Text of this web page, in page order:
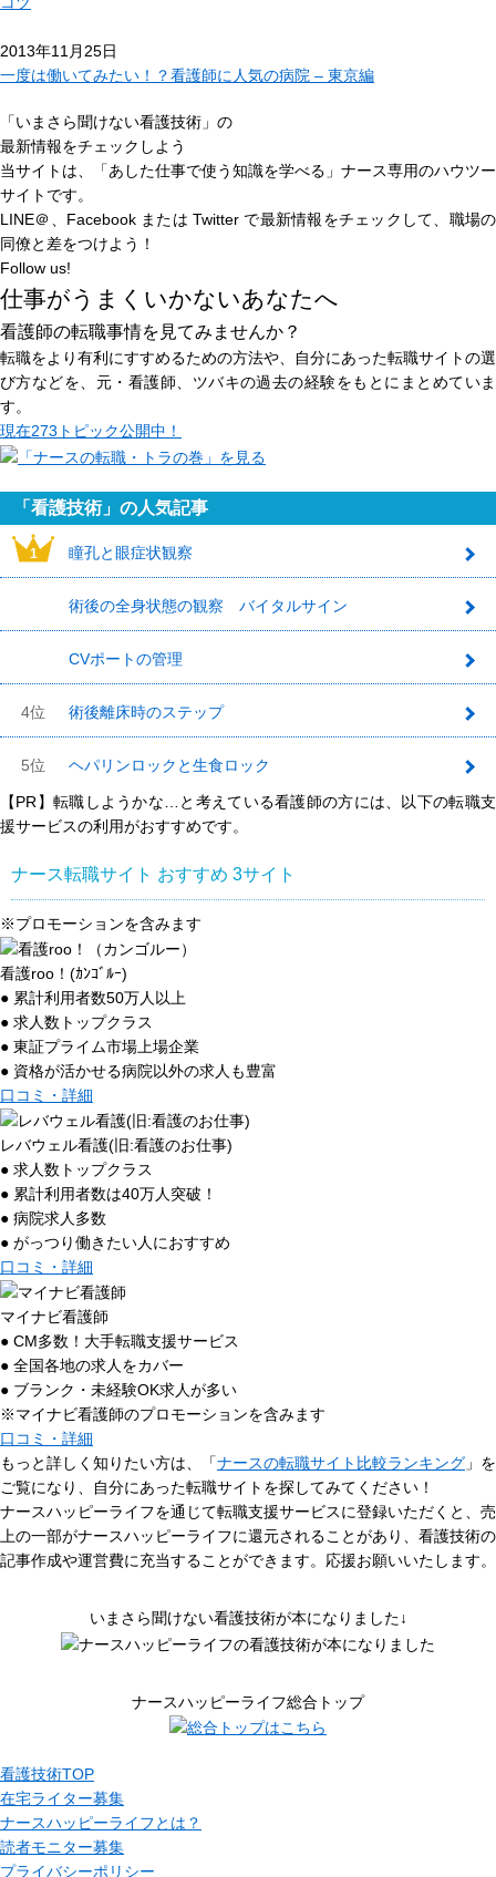
2013年11月25日
一度は働いてみたい！？看護師に人気の病院 – 東京編
「いまさら聞けない看護技術」の
最新情報をチェックしよう
当サイトは、
「あした仕事で使う知識を学べる」 ナース専用のハウツー
サイトです。
LINE＠、Facebook または Twitter で最新情報をチェックして、職場の
同僚と差をつけよう！
Follow us!
仕事がうまくいかないあなたへ
看護師の転職事情を見てみませんか？
転職をより有利にすすめるための方法や、自分にあった転職サイトの選
び方などを、元・看護師、ツバキの過去の経験をもとにまとめていま
す。
現在273トピック公開中！
「看護技術」の人気記事
1 瞳孔と眼症状観察
術後の全身状態の観察 バイタルサイン
CVポートの管理
4位 術後離床時のステップ
5位 ヘパリンロックと生食ロック
【PR】転職しようかな…と考えている看護師の方には、以下の転職支
援サービスの利用がおすすめです。
ナース転職サイト おすすめ 3サイト
※プロモーションを含みます
看護roo！(ｶﾝｺﾞﾙｰ)
● 累計利用者数50万人以上
● 求人数トップクラス
● 東証プライム市場上場企業
● 資格が活かせる病院以外の求人も豊富
口コミ・詳細
レバウェル看護(旧:看護のお仕事)
● 求人数トップクラス
● 累計利用者数は40万人突破！
● 病院求人多数
● がっつり働きたい人におすすめ
口コミ・詳細
マイナビ看護師
● CM多数！大手転職支援サービス
● 全国各地の求人をカバー
● ブランク・未経験OK求人が多い
※マイナビ看護師のプロモーションを含みます
口コミ・詳細
もっと詳しく知りたい方は、「ナースの転職サイト比較ランキング 」を
ご覧になり、自分にあった転職サイトを探してみてください！
ナースハッピーライフを通じて転職支援サービスに登録いただくと、売
上の一部がナースハッピーライフに還元されることがあり、看護技術の
記事作成や運営費に充当することができます。応援お願いいたします。
いまさら聞けない看護技術が本になりました↓
ナースハッピーライフ総合トップ
看護技術TOP
在宅ライター募集
ナースハッピーライフとは？
読者モニター募集
プライバシーポリシー